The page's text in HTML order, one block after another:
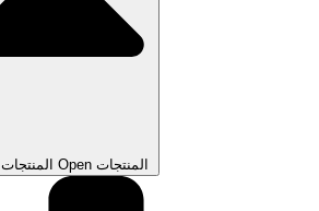
Close المنتجات Open المنتجات